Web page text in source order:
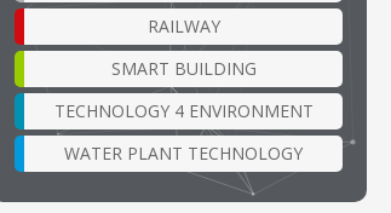
RAILWAY
SMART BUILDING
TECHNOLOGY 4 ENVIRONMENT
WATER PLANT TECHNOLOGY